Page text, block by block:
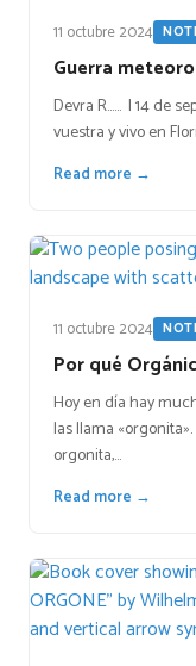
11 octubre 2024
Guerra
Devra R…… | 14 de
vuestra y vivo en
Read more →
11 octubre 2024
Por qué
Hoy en día hay
las llama
orgonita,…
Read more →